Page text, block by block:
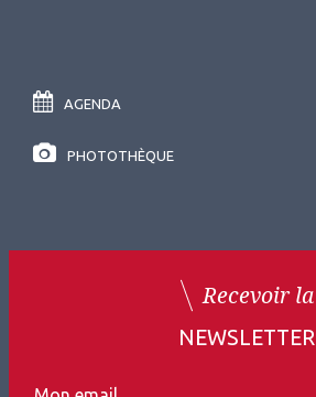
AGENDA
PHOTOTHÈQUE
Recevoir la
NEWSLETTER